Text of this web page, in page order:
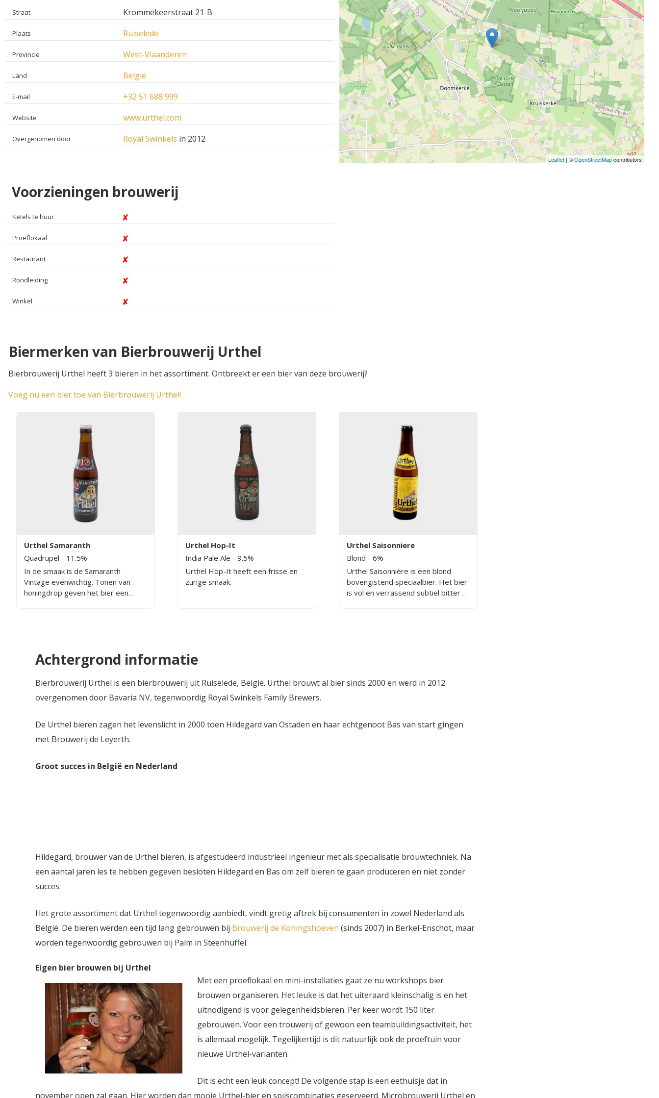
Straat Krommekeerstraat 21-B
Plaats Ruiselede
Provincie West-Vlaanderen
Land België
E-mail +32 51 688 999
Website www.urthel.com
Overgenomen door Royal Swinkels in 2012
Leaflet| ©OpenStreetMapcontributors
Voorzieningen brouwerij
Ketels te huur
Proeflokaal
Restaurant
Rondleiding
Winkel
Biermerken van Bierbrouwerij Urthel
Bierbrouwerij Urthel heeft 3 bieren in het assortiment. Ontbreekt er een bier van deze brouwerij?
Voeg nu een bier toe van Bierbrouwerij Urthel!
Urthel Samaranth
Quadrupel - 11.5%
In de smaak is de Samaranth
Vintage evenwichtig. Tonen van
honingdrop geven het bier een
heerlijk speciaalbier.
Urthel Hop-It
India Pale Ale - 9.5%
Urthel Hop-It heeft een frisse en
zurige smaak.
Urthel Saisonniere
Blond - 6%
Urthel Saisonnière is een blond
bovengistend speciaalbier. Het bier
is vol en verrassend subtiel bitter
Achtergrond informatie
Bierbrouwerij Urthel is een bierbrouwerij uit Ruiselede, België. Urthel brouwt al bier sinds 2000 en werd in 2012
overgenomen door Bavaria NV, tegenwoordig Royal Swinkels Family Brewers.
De Urthel bieren zagen het levenslicht in 2000 toen Hildegard van Ostaden en haar echtgenoot Bas van start gingen
met Brouwerij de Leyerth.
Groot succes in België en Nederland
Hildegard, brouwer van de Urthel bieren, is afgestudeerd industrieel ingenieur met als specialisatie brouwtechniek. Na
een aantal jaren les te hebben gegeven besloten Hildegard en Bas om zelf bieren te gaan produceren en niet zonder
succes.
Het grote assortiment dat Urthel tegenwoordig aanbiedt, vindt gretig aftrek bij consumenten in zowel Nederland als
België. De bieren werden een tijd lang gebrouwen bij Brouwerij de Koningshoeven (sinds 2007) in Berkel-Enschot, maar
worden tegenwoordig gebrouwen bij Palm in Steenhuffel.
Eigen bier brouwen bij Urthel
Met een proeflokaal en mini-installaties gaat ze nu workshops bier
brouwen organiseren. Het leuke is dat het uiteraard kleinschalig is en het
uitnodigend is voor gelegenheidsbieren. Per keer wordt 150 liter
gebrouwen. Voor een trouwerij of gewoon een teambuildingsactiviteit, het
is allemaal mogelijk. Tegelijkertijd is dit natuurlijk ook de proeftuin voor
nieuwe Urthel-varianten.
Dit is echt een leuk concept! De volgende stap is een eethuisje dat in
november open zal gaan. Hier worden dan mooie Urthel-bier en spijscombinaties geserveerd. Microbrouwerij Urthel en